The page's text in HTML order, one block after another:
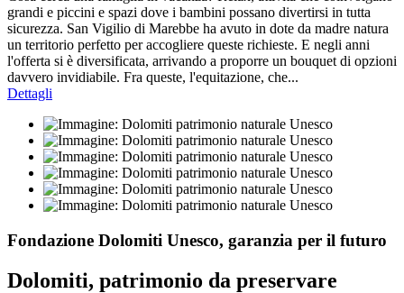
grandi e piccini e spazi dove i bambini possano divertirsi in tutta
sicurezza. San Vigilio di Marebbe ha avuto in dote da madre natura
un territorio perfetto per accogliere queste richieste. E negli anni
l'offerta si è diversificata, arrivando a proporre un bouquet di opzioni
davvero invidiabile. Fra queste, l'equitazione, che...
Dettagli
Fondazione Dolomiti Unesco, garanzia per il futuro
Dolomiti, patrimonio da preservare